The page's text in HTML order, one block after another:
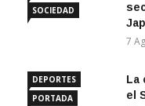
SOCIEDAD
7
DEPORTES
PORTADA
La
el